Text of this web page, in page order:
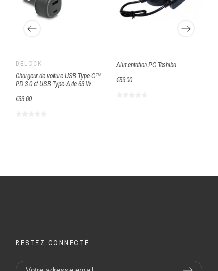
DELOCK
Chargeur de voiture USB Type-C™
PD 3.0 et USB Type-A de 63 W
€33.60
Alimentation PC Toshiba
€59.00
RESTEZ CONNECTÉ